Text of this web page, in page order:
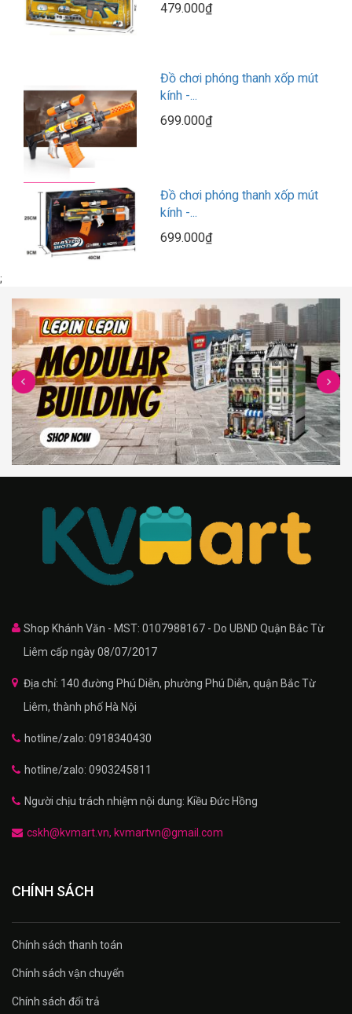
479.000₫
Đồ chơi phóng thanh xốp mút
kính -...
699.000₫
Đồ chơi phóng thanh xốp mút
kính -...
699.000₫
;
Shop Khánh Văn - MST: 0107988167 - Do UBND Quận Bắc Từ
Liêm cấp ngày 08/07/2017
Địa chỉ: 140 đường Phú Diễn, phường Phú Diễn, quận Bắc Từ
Liêm, thành phố Hà Nội
hotline/zalo: 0918340430
hotline/zalo: 0903245811
Người chịu trách nhiệm nội dung: Kiều Đức Hồng
cskh@kvmart.vn, kvmartvn@gmail.com
CHÍNH SÁCH
Chính sách thanh toán
Chính sách vận chuyển
Chính sách đổi trả